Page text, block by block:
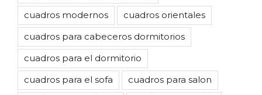
cuadros modernos
cuadros orientales
cuadros para cabeceros dormitorios
cuadros para el dormitorio
cuadros para el sofa
cuadros para salon